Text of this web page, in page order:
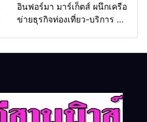
อินฟอร์มา มาร์เก็ตส์ ผนึกเครือ
ข่ายธุรกิจท่องเที่ยว-บริการ จัด